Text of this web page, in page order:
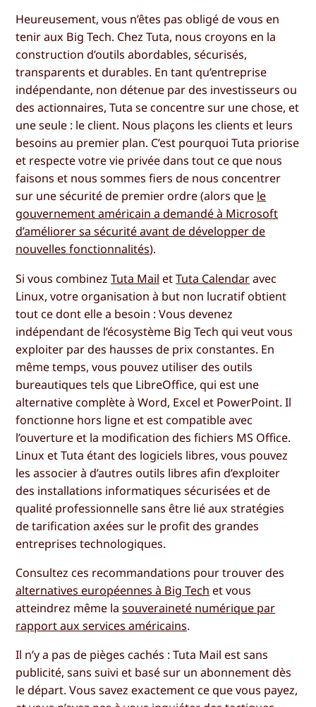
Heureusement, vous n’êtes pas obligé de vous en
tenir aux Big Tech. Chez Tuta, nous croyons en la
construction d’outils abordables, sécurisés,
transparents et durables. En tant qu’entreprise
indépendante, non détenue par des investisseurs ou
des actionnaires, Tuta se concentre sur une chose, et
une seule : le client. Nous plaçons les clients et leurs
besoins au premier plan. C’est pourquoi Tuta priorise
et respecte votre vie privée dans tout ce que nous
faisons et nous sommes fiers de nous concentrer
sur une sécurité de premier ordre (alors que le
gouvernement américain a demandé à Microsoft
d’améliorer sa sécurité avant de développer de
nouvelles fonctionnalités).
Si vous combinezTuta Mail etTuta Calendaravec
Linux, votre organisation à but non lucratif obtient
tout ce dont elle a besoin : Vous devenez
indépendant de l’écosystème Big Tech qui veut vous
exploiter par des hausses de prix constantes. En
même temps, vous pouvez utiliser des outils
bureautiques tels que LibreOffice, qui est une
alternative complète à Word, Excel et PowerPoint. Il
fonctionne hors ligne et est compatible avec
l’ouverture et la modification des fichiers MS Office.
Linux et Tuta étant des logiciels libres, vous pouvez
les associer à d’autres outils libres afin d’exploiter
des installations informatiques sécurisées et de
qualité professionnelle sans être lié aux stratégies
de tarification axées sur le profit des grandes
entreprises technologiques.
Consultez ces recommandations pour trouver des
alternatives européennes à Big Tech et vous
atteindrez même lasouveraineté numérique par
rapport aux services américains.
Il n’y a pas de pièges cachés : Tuta Mail est sans
publicité, sans suivi et basé sur un abonnement dès
le départ. Vous savez exactement ce que vous payez,